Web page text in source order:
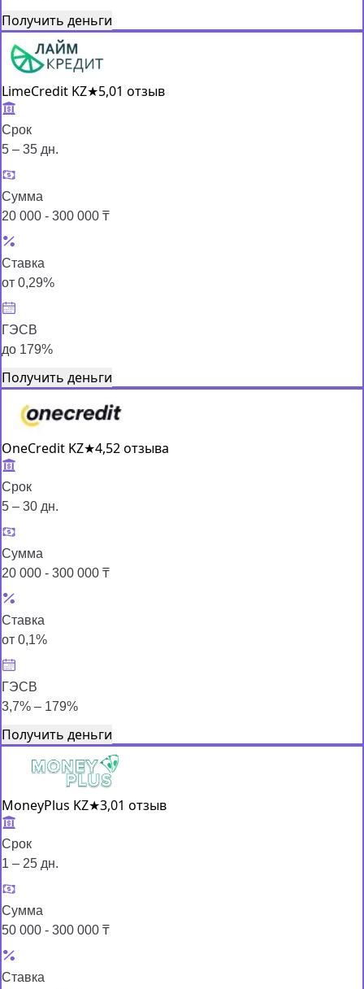
Получить деньги
LimeCredit KZ★5,01 отзыв
Срок
5 – 35 дн.
Сумма
20 000 - 300 000 ₸
Ставка
от 0,29%
ГЭСВ
до 179%
Получить деньги
OneCredit KZ★4,52 отзыва
Срок
5 – 30 дн.
Сумма
20 000 - 300 000 ₸
Ставка
от 0,1%
ГЭСВ
3,7% – 179%
Получить деньги
MoneyPlus KZ★3,01 отзыв
Срок
1 – 25 дн.
Сумма
50 000 - 300 000 ₸
Ставка